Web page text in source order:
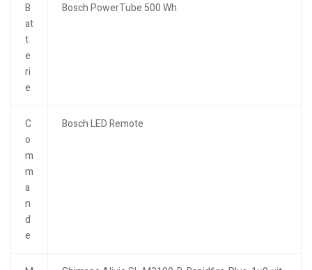
B
at
t
e
ri
e
Bosch PowerTube 500 Wh
C
o
m
m
a
n
d
e
Bosch LED Remote